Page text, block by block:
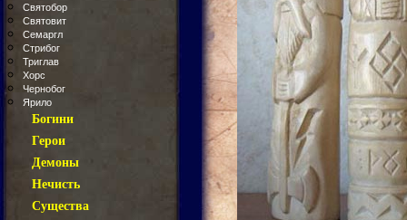
Святобор
Святовит
Семаргл
Стрибог
Триглав
Хорс
Чернобог
Ярило
Богини
Герои
Демоны
Нечисть
Существа